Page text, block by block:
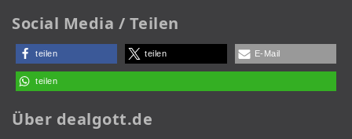
Social Media / Teilen
teilen teilen E-Mail
teilen
Über dealgott.de